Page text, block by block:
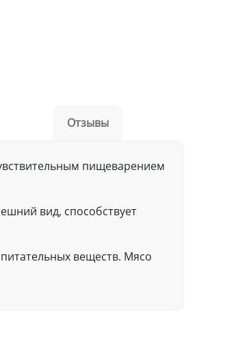
Отзывы
пищеварением
вид, способствует
веществ. Мясо